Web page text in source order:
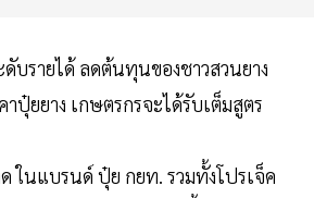
บรายได้ ลดต้นทุนของชาวสวนยาง
ปุ๋ยยาง เกษตรกรจะได้รับเต็มสูตร
ในแบรนด์ ปุ๋ย กยท. รวมทั้งโปรเจ็ค